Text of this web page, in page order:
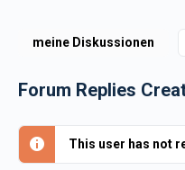
meine Diskussionen
Forum Replies
This user has not